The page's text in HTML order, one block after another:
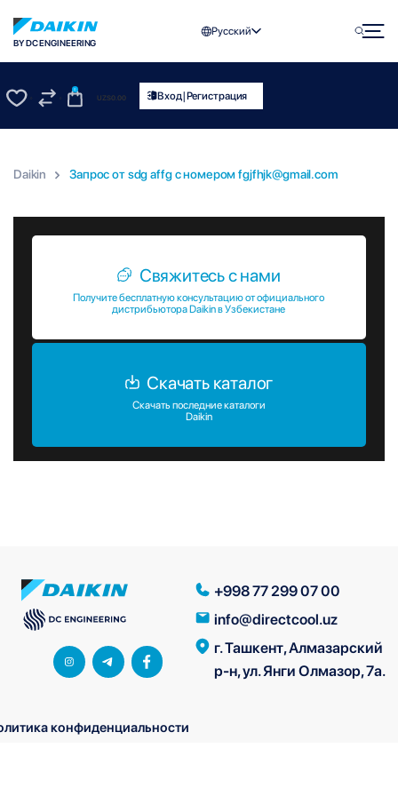
BY DC ENGINEERING
Русский
0
UZS0.00 Вход|Регистрация
Daikin Запрос от sdg affg c номером fgjfhjk@gmail.com
Свяжитесь с нами
Получите бесплатную консультацию от официального
дистрибьютора Daikin в Узбекистане
Скачать каталог
Скачать последние каталоги
Daikin
+998 77 299 07 00
info@directcool.uz
г. Ташкент, Алмазарский
р-н, ул. Янги Олмазор, 7а.
конфиденциальности